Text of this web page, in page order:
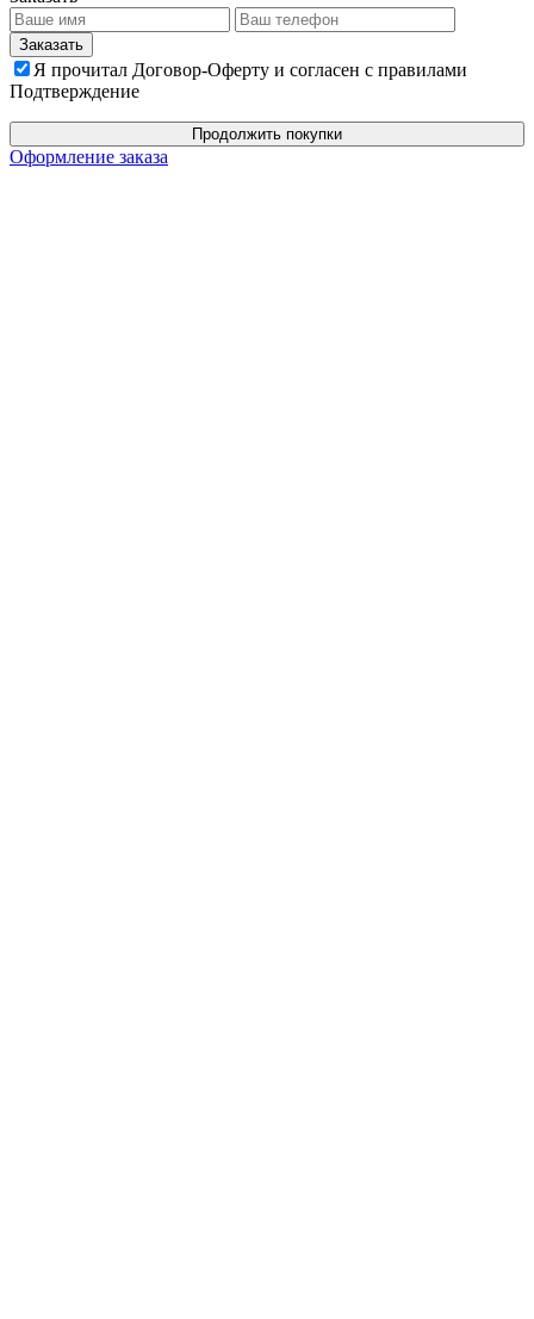
Я прочитал Договор-Оферту и согласен с правилами
Подтверждение
Продолжить покупки
Оформление заказа